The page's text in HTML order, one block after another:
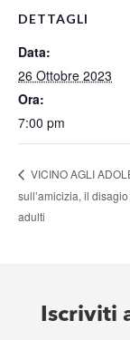
DETTAGLI
Data:
26 Ottobre 2023
Ora:
7:00 pm
VICINO AGLI
sull’amicizia, il
adulti
Iscriviti